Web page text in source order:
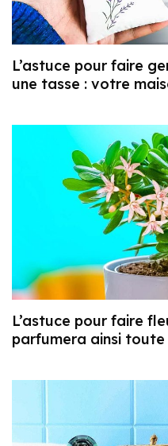
L’astuce pour faire
une tasse : votre
L’astuce pour faire
parfumera ainsi toute